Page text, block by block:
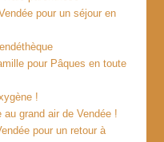
pour un séjour en
pour Pâques en toute
!
grand air de Vendée !
pour un retour à